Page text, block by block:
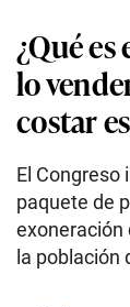
¿Qué
lo
costar
El Congreso
paquete de
exoneración
la población